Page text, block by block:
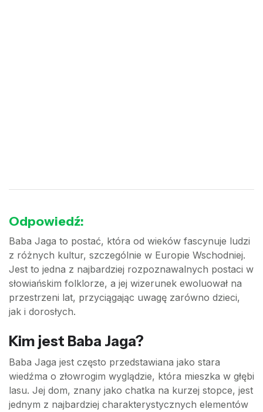
Odpowiedź:
Baba Jaga to postać, która od wieków fascynuje ludzi
z różnych kultur, szczególnie w Europie Wschodniej.
Jest to jedna z najbardziej rozpoznawalnych postaci w
słowiańskim folklorze, a jej wizerunek ewoluował na
przestrzeni lat, przyciągając uwagę zarówno dzieci,
jak i dorosłych.
Kim jest Baba Jaga?
Baba Jaga jest często przedstawiana jako stara
wiedźma o złowrogim wyglądzie, która mieszka w głębi
lasu. Jej dom, znany jako chatka na kurzej stopce, jest
jednym z najbardziej charakterystycznych elementów